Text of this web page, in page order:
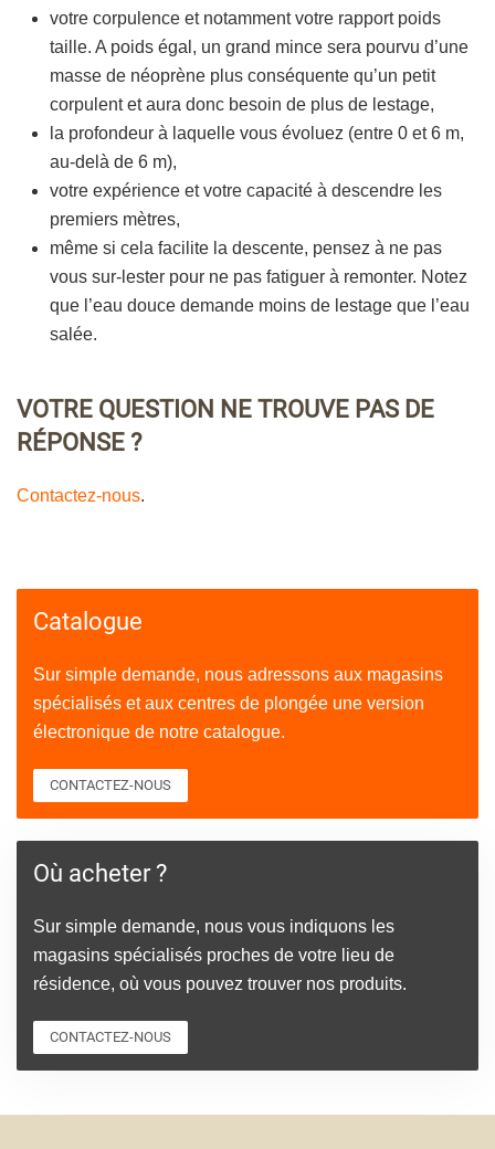
votre corpulence et notamment votre rapport poids
taille. A poids égal, un grand mince sera pourvu d’une
masse de néoprène plus conséquente qu’un petit
corpulent et aura donc besoin de plus de lestage,
la profondeur à laquelle vous évoluez (entre 0 et 6 m,
au-delà de 6 m),
votre expérience et votre capacité à descendre les
premiers mètres,
même si cela facilite la descente, pensez à ne pas
vous sur-lester pour ne pas fatiguer à remonter. Notez
que l’eau douce demande moins de lestage que l’eau
salée.
VOTRE QUESTION NE TROUVE PAS DE
RÉPONSE ?
Contactez-nous.
Catalogue
Sur simple demande, nous adressons aux magasins
spécialisés et aux centres de plongée une version
électronique de notre catalogue.
CONTACTEZ-NOUS
Où acheter ?
Sur simple demande, nous vous indiquons les
magasins spécialisés proches de votre lieu de
résidence, où vous pouvez trouver nos produits.
CONTACTEZ-NOUS